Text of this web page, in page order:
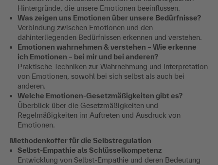
Hintergründe, die unsere Emotionen beeinflussen.
Was zeigen uns Emotionen über unsere Bedürfnisse?
Verbindung zwischen Emotionen und den
dahinterliegenden Bedürfnissen erkennen und verstehen.
Emotionen wahrnehmen & verstehen – Wie erkenne
ich Emotionen – bei mir und bei anderen?
Praktische Techniken zur Wahrnehmung und Interpretation
von Emotionen, sowohl bei sich selbst als auch bei
anderen.
Welche Emotionen-Gesetzmäßigkeiten gibt es?
Überblick über die Gesetzmäßigkeiten und
Regelmäßigkeiten im Auftreten und Ausdruck von
Emotionen.
Methodenkoffer für die Selbstregulation
Selbst-Empathie als Schlüsselkompetenz
Entwicklung von Selbst-Empathie und deren Bedeutung